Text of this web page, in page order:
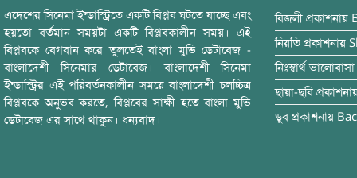
এদেশের সিনেমা ইন্ডাস্ট্রিতে একটি বিপ্লব ঘটতে যাচ্ছে এবং
হয়তো বর্তমান সময়টা একটি বিপ্লবকালীন সময়। এই
বিপ্লবকে বেগবান করে তুলতেই বাংলা মুভি ডেটাবেজ -
বাংলাদেশী সিনেমার ডেটাবেজ। বাংলাদেশী সিনেমা
ইন্ডাস্ট্রির এই পরিবর্তনকালীন সময়ে বাংলাদেশী চলচ্চিত্র
বিপ্লবকে অনুভব করতে, বিপ্লবের সাক্ষী হতে বাংলা মুভি
ডেটাবেজ এর সাথে থাকুন। ধন্যবাদ।
বিজলী প্রকাশনায়
নিয়তি প্রকাশনায়
নিঃস্বার্থ ভালোবাসা
ছায়া-ছবি
ডুব প্রকাশনায়